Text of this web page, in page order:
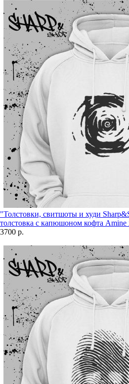
"Толстовки, свитшоты и худи
толстовка с капюшоном кофта Amine
3700 р.